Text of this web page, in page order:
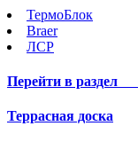
ТермоБлок
Braer
ЛСР
Перейти в раздел
Террасная доска